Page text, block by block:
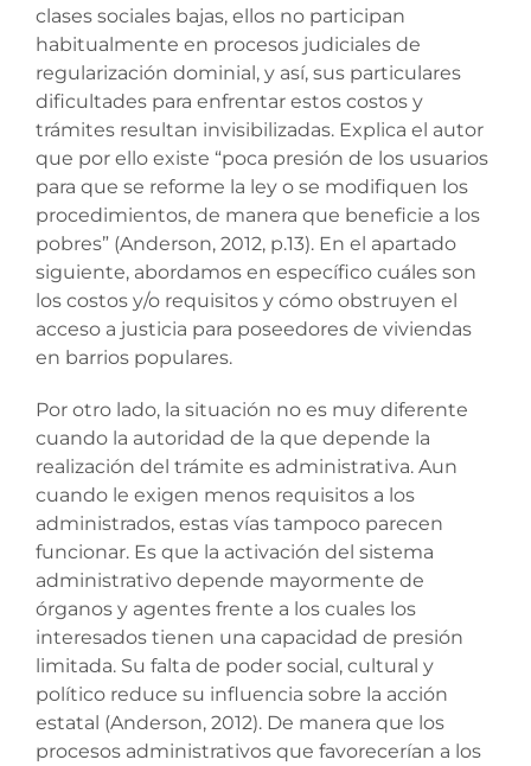
clases sociales bajas, ellos no participan
habitualmente en procesos judiciales de
regularización dominial, y así, sus particulares
dificultades para enfrentar estos costos y
trámites resultan invisibilizadas. Explica el autor
que por ello existe “poca presión de los usuarios
para que se reforme la ley o se modifiquen los
procedimientos, de manera que beneficie a los
pobres” (Anderson, 2012, p.13). En el apartado
siguiente, abordamos en específico cuáles son
los costos y/o requisitos y cómo obstruyen el
acceso a justicia para poseedores de viviendas
en barrios populares.
Por otro lado, la situación no es muy diferente
cuando la autoridad de la que depende la
realización del trámite es administrativa. Aun
cuando le exigen menos requisitos a los
administrados, estas vías tampoco parecen
funcionar. Es que la activación del sistema
administrativo depende mayormente de
órganos y agentes frente a los cuales los
interesados tienen una capacidad de presión
limitada. Su falta de poder social, cultural y
político reduce su influencia sobre la acción
estatal (Anderson, 2012). De manera que los
procesos administrativos que favorecerían a los